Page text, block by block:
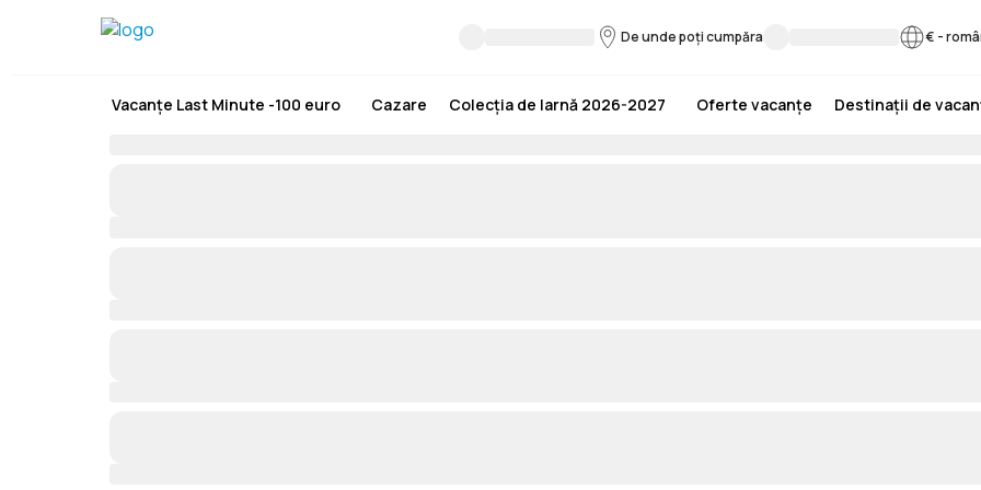
De unde poți cumpăra € -
Vacanțe Last Minute -100 euro Cazare Colecția de Iarnă 2026-2027 Oferte vacanțe Destinații de